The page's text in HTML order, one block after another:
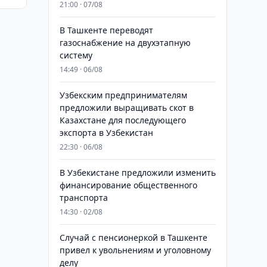
21:00 · 07/08
В Ташкенте переводят
газоснабжение на двухэтапную
систему
14:49 · 06/08
Узбекским предпринимателям
предложили выращивать скот в
Казахстане для последующего
экспорта в Узбекистан
22:30 · 06/08
В Узбекистане предложили изменить
финансирование общественного
транспорта
14:30 · 02/08
Случай с пенсионеркой в Ташкенте
привел к увольнениям и уголовному
делу